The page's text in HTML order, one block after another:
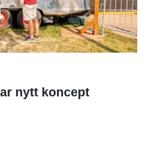
nytt koncept